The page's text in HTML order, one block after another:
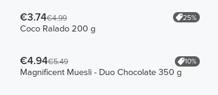
€3.74€4.99 25%
Coco Ralado 200 g
€4.94€5.49 10%
Magnificent Muesli - Duo Chocolate 350 g